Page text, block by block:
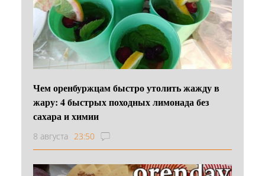
Чем оренбуржцам быстро утолить жажду в
жару: 4 быстрых походных лимонада без
сахара и химии
8 августа 23:50